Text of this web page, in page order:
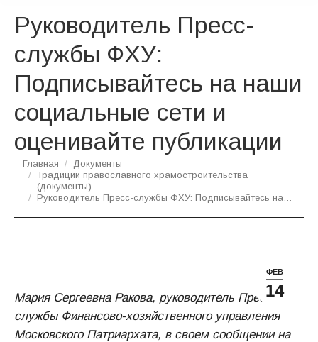
Руководитель Пресс-
службы ФХУ:
Подписывайтесь на наши
социальные сети и
оценивайте публикации
Вы здесь:
Главная
Документы
Традиции православного храмостроительства
(документы)
Руководитель Пресс-службы ФХУ: Подписывайтесь на…
ФЕВ
14
Мария Сергеевна Ракова, руководитель Пресс-
службы Финансово-хозяйственного управления
Московского Патриархата, в своем сообщении на